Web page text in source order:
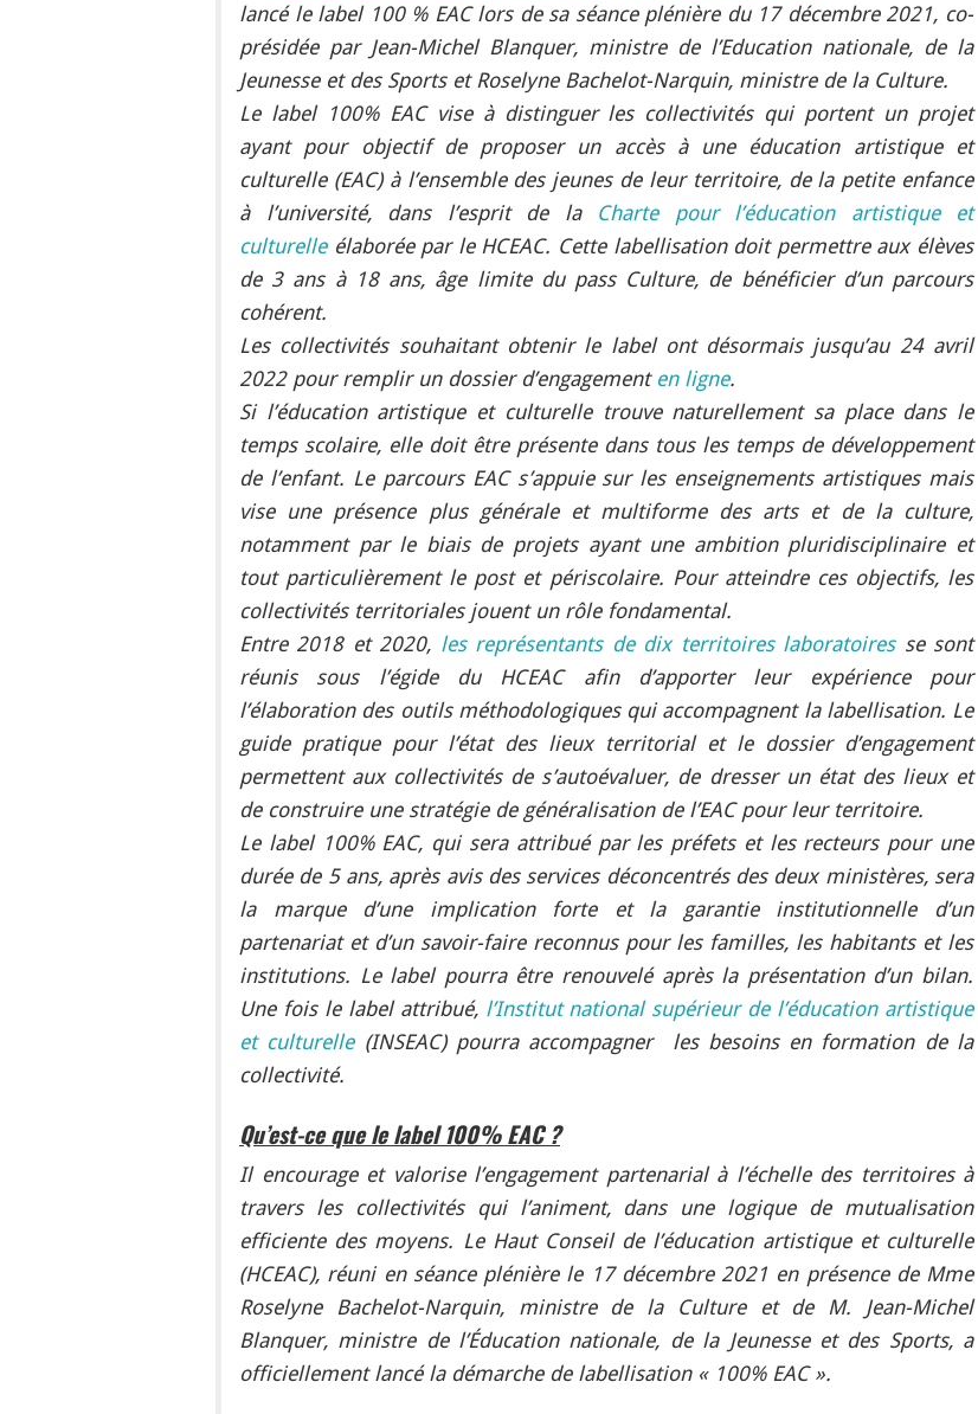
lancé le label 100 % EAC lors de sa séance plénière du 17 décembre 2021, co-
présidée par Jean-Michel Blanquer, ministre de l’Education nationale, de la
Jeunesse et des Sports et Roselyne Bachelot-Narquin, ministre de la Culture.
Le label 100% EAC vise à distinguer les collectivités qui portent un projet
ayant pour objectif de proposer un accès à une éducation artistique et
culturelle (EAC) à l’ensemble des jeunes de leur territoire, de la petite enfance
à l’université, dans l’esprit de la Charte pour l’éducation artistique et
culturelleélaborée par le HCEAC. Cette labellisation doit permettre aux élèves
de 3 ans à 18 ans, âge limite du pass Culture, de bénéficier d’un parcours
cohérent.
Les collectivités souhaitant obtenir le label ont désormais jusqu’au 24 avril
2022 pour remplir un dossier d’engagement en ligne.
Si l’éducation artistique et culturelle trouve naturellement sa place dans le
temps scolaire, elle doit être présente dans tous les temps de développement
de l’enfant. Le parcours EAC s’appuie sur les enseignements artistiques mais
vise une présence plus générale et multiforme des arts et de la culture,
notamment par le biais de projets ayant une ambition pluridisciplinaire et
tout particulièrement le post et périscolaire. Pour atteindre ces objectifs, les
collectivités territoriales jouent un rôle fondamental.
Entre 2018 et 2020, les représentants de dix territoires laboratoiresse sont
réunis sous l’égide du HCEAC afin d’apporter leur expérience pour
l’élaboration des outils méthodologiques qui accompagnent la labellisation. Le
guide pratique pour l’état des lieux territorial et le dossier d’engagement
permettent aux collectivités de s’autoévaluer, de dresser un état des lieux et
de construire une stratégie de généralisation de l’EAC pour leur territoire.
Le label 100% EAC, qui sera attribué par les préfets et les recteurs pour une
durée de 5 ans, après avis des services déconcentrés des deux ministères, sera
la marque d’une implication forte et la garantie institutionnelle d’un
partenariat et d’un savoir-faire reconnus pour les familles, les habitants et les
institutions. Le label pourra être renouvelé après la présentation d’un bilan.
Une fois le label attribué, l’Institut national supérieur de l’éducation artistique
et culturelle(INSEAC) pourra accompagner les besoins en formation de la
collectivité.
Qu’est-ce que le label 100% EAC ?
Il encourage et valorise l’engagement partenarial à l’échelle des territoires à
travers les collectivités qui l’animent, dans une logique de mutualisation
efficiente des moyens. Le Haut Conseil de l’éducation artistique et culturelle
(HCEAC), réuni en séance plénière le 17 décembre 2021 en présence de Mme
Roselyne Bachelot-Narquin, ministre de la Culture et de M. Jean-Michel
Blanquer, ministre de l’Éducation nationale, de la Jeunesse et des Sports, a
officiellement lancé la démarche de labellisation « 100% EAC ».